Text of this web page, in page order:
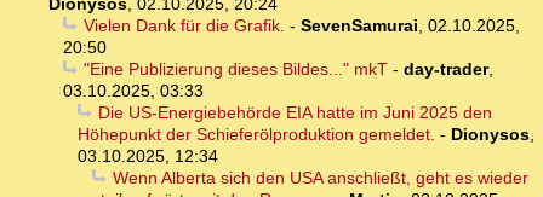
Dionysos, 02.10.2025, 20:24
Vielen Dank für die Grafik. - SevenSamurai, 02.10.2025,
20:50
"Eine Publizierung dieses Bildes..." mkT- day-trader,
03.10.2025, 03:33
Die US-Energiebehörde EIA hatte im Juni 2025 den
Höhepunkt der Schieferölproduktion gemeldet. - Dionysos,
03.10.2025, 12:34
Wenn Alberta sich den USA anschließt, geht es wieder